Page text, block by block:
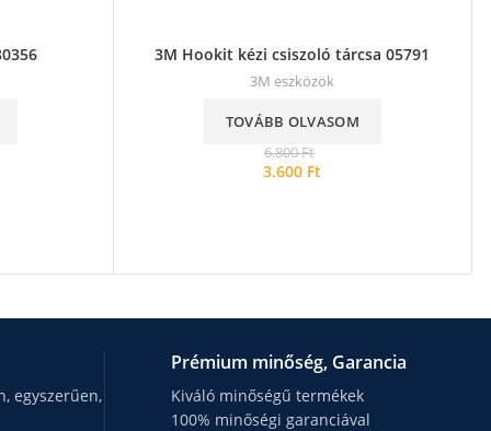
3M Hookit kézi csiszoló tárcsa 05791
3M eszközök
6.800Ft
3.600 Ft
TOVÁBB OLVASOM
egyszerűen,
Prémium minőség, Garancia
Kiváló minőségű termékek
100% minőségi garanciával